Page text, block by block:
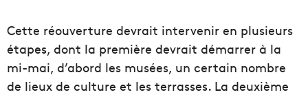
Cette réouverture devrait intervenir en plusieurs
étapes, dont la première devrait démarrer à la
mi-mai, d’abord les musées, un certain nombre
de lieux de culture et les terrasses. La deuxième